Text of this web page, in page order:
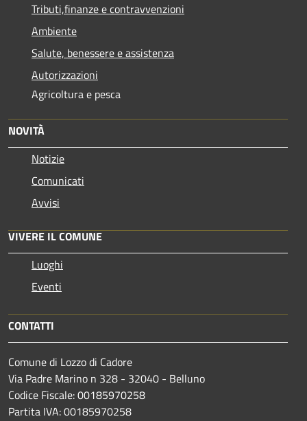
Tributi,finanze e contravvenzioni
Ambiente
Salute, benessere e assistenza
Autorizzazioni
Agricoltura e pesca
NOVITÀ
Notizie
Comunicati
Avvisi
VIVERE IL COMUNE
Luoghi
Eventi
CONTATTI
Comune di Lozzo di Cadore
Via Padre Marino n 328 - 32040 - Belluno
Codice Fiscale: 00185970258
Partita IVA: 00185970258